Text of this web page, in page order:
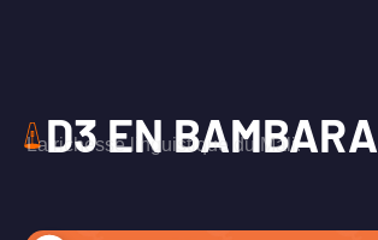
D3 EN BAMBARA
La richesse linguistique du Mali.